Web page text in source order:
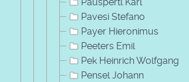
Pavesi Stefano
Payer Hieronimus
Peeters Emil
Pek Heinrich Wolfgang
Pensel Johann